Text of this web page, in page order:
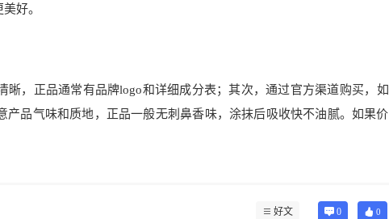
好。
，正品通常有品牌logo和详细成分表；其次，通过官方渠道购买，如
品气味和质地，正品一般无刺鼻香味，涂抹后吸收快不油腻。如果价
好文 0 0